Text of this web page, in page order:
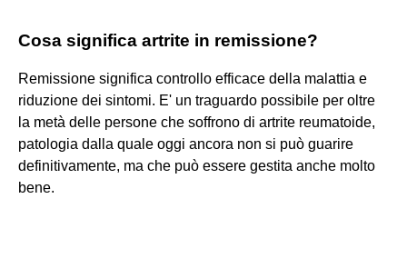
Cosa significa artrite in remissione?
Remissione significa controllo efficace della malattia e
riduzione dei sintomi. E' un traguardo possibile per oltre
la metà delle persone che soffrono di artrite reumatoide,
patologia dalla quale oggi ancora non si può guarire
definitivamente, ma che può essere gestita anche molto
bene.